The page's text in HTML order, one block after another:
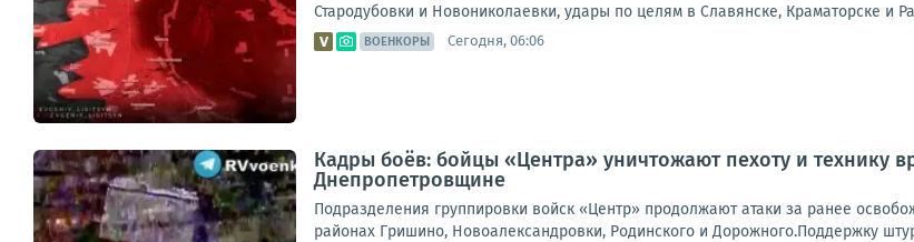
Стародубовки и Новониколаевки, удары по целям в Славянске, Краматорске и
ВОЕНКОРЫ Сегодня, 06:06
Кадры боёв: бойцы «Центра» уничтожают пехоту и технику
Днепропетровщине
Подразделения группировки войск «Центр» продолжают атаки за ранее
районах Гришино, Новоалександровки, Родинского и Дорожного.Поддержку